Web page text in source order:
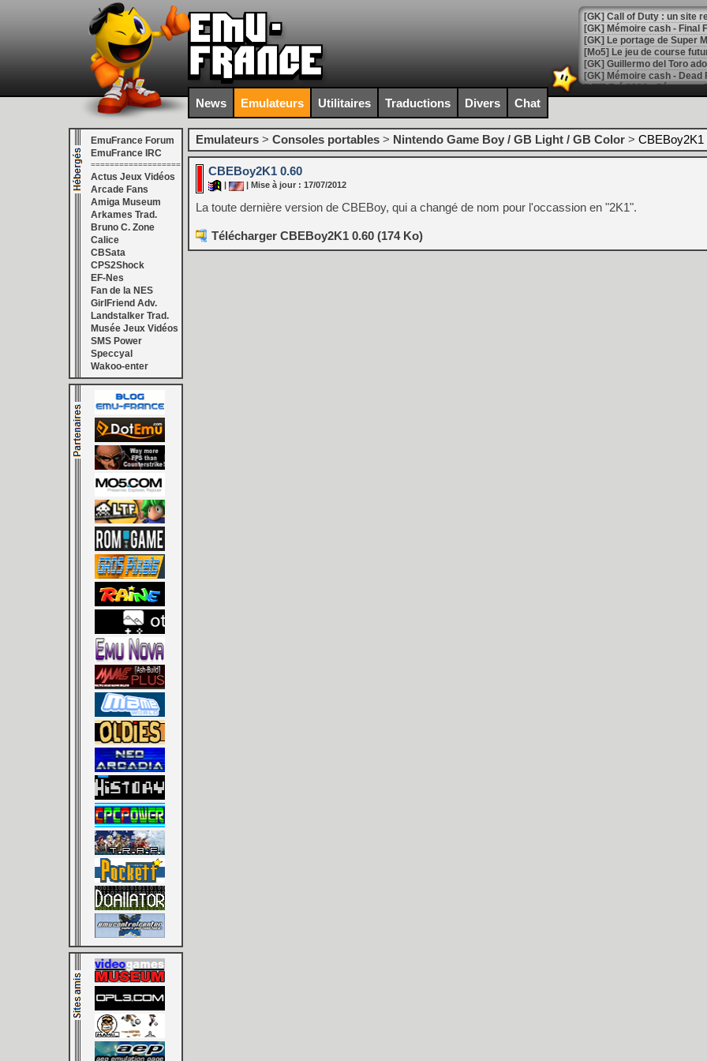
[GK] Le portage de Super
[Mo5] Le jeu de course
[GK] Guillermo del Toro
[LTF] Eté 2026 - Séquence
[GK] Mistfall Hunter :
[GK] Wo Long 2 évolue
[GK] Crossfire : un TPS à
[LS] [PS5] Premiers
[Mo5] DOOM arrive en
[GK] Bethesda fête les 30
[GK] Roblox : l'action en
[GK] Agenda - GeForce
[LS] [PS5] ps5-y2jb-
[GK] Pourquoi Marvel
[GK] GTA 6 : Rockstar
[GK] Hot Wheels Infinite
[GK] Mémoire cash -
[GK] Résultats Nintendo :
[GK] Déjà des
[Mo5] Brickboy cherche à
[GK] Minecraft et ses «
[GK] Beast of
[GK] Ubisoft : fin de partie
[GK] Mémoire cash -
[GK] Dan Houser (GTA)
[GK] Comment EA Sports
[GK] Crimson Moon : un
[GK] Isle of Reveries : le
News Emulateurs Utilitaires Traductions Divers Chat
EmuFrance Forum
EmuFrance IRC
===================
Actus Jeux Vidéos
Arcade Fans
Amiga Museum
Arkames Trad.
Bruno C. Zone
Calice
CBSata
CPS2Shock
EF-Nes
Fan de la NES
GirlFriend Adv.
Landstalker Trad.
Musée Jeux Vidéos
SMS Power
Speccyal
Wakoo-enter
Emulateurs > Consoles portables > Nintendo Game Boy / GB Light / GB Color > CBEBoy2K1
CBEBoy2K1 0.60
| Mise à jour : 17/07/2012
La toute dernière version de CBEBoy, qui a changé de nom pour l'occassion en "2K1".
Télécharger CBEBoy2K1 0.60 (174 Ko)